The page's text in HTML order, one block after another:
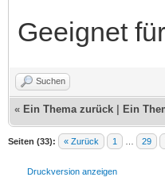
Geeignet
Suchen
« Ein Thema zurück Ein
Seiten (33): « Zurück 1 29
Druckversion anzeigen